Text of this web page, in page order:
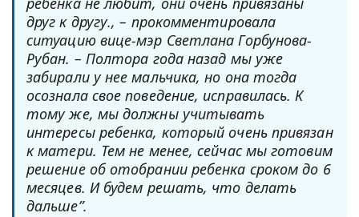
друг к другу., – прокомментировала
ситуацию вице-мэр Светлана Горбунова-
Рубан. – Полтора года назад мы уже
забирали у нее мальчика, но она тогда
осознала свое поведение, исправилась. К
тому же, мы должны учитывать
интересы ребенка, который очень привязан
к матери. Тем не менее, сейчас мы готовим
решение об отобрании ребенка сроком до 6
месяцев. И будем решать, что делать
дальше”.